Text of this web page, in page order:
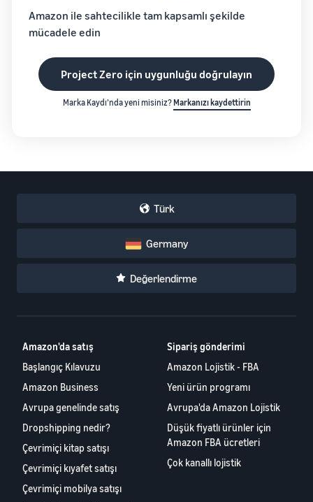
Amazon ile sahtecilikle tam kapsamlı şekilde
mücadele edin
Project Zero için uygunluğu doğrulayın
Marka Kaydı’nda yeni misiniz?Markanızı kaydettirin
Türk
Germany
Değerlendirme
Amazon'da satış
Başlangıç Kılavuzu
Amazon Business
Avrupa genelinde satış
Dropshipping nedir?
Çevrimiçi kitap satışı
Çevrimiçi kıyafet satışı
Çevrimiçi mobilya satışı
Sipariş gönderimi
Amazon Lojistik - FBA
Yeni ürün programı
Avrupa'da Amazon Lojistik
Düşük fiyatlı ürünler için
Amazon FBA ücretleri
Çok kanallı lojistik